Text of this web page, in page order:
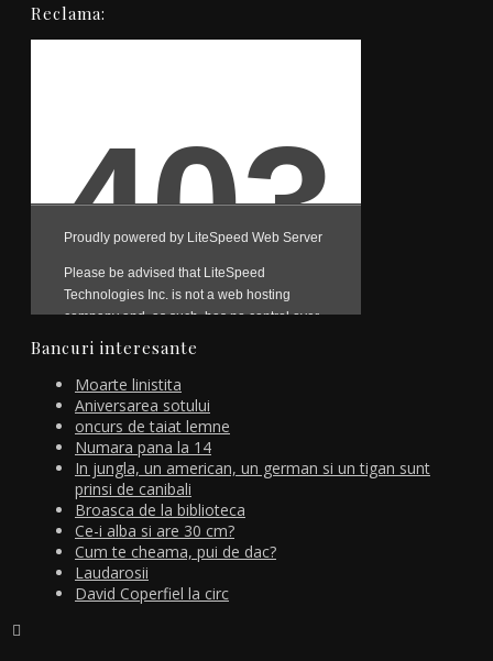
Reclama:
Bancuri interesante
Moarte linistita
Aniversarea sotului
oncurs de taiat lemne
Numara pana la 14
In jungla, un american, un german si un tigan sunt
prinsi de canibali
Broasca de la biblioteca
Ce-i alba si are 30 cm?
Cum te cheama, pui de dac?
Laudarosii
David Coperfiel la circ